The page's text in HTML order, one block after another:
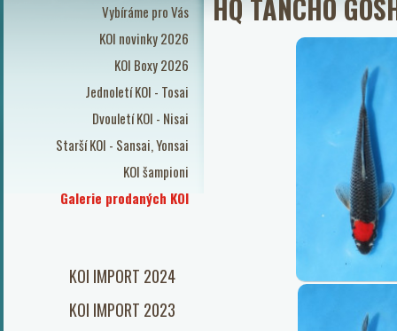
Vybíráme pro Vás
KOI novinky 2026
KOI Boxy 2026
Jednoletí KOI - Tosai
Dvouletí KOI - Nisai
Starší KOI - Sansai, Yonsai
KOI šampioni
Galerie prodaných KOI
KOI IMPORT 2024
KOI IMPORT 2023
HQ TANCHO